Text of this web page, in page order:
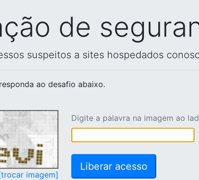
de
suspeitos a sites hospedados
ao desafio abaixo.
imagem]
Digite a palavra na imagem ao